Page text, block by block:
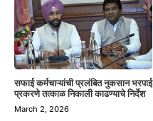
सफाई कर्मचाऱ्यांची प्रलंबित नुकसान भरपाई
प्रकरणे तत्काळ निकाली काढण्याचे निर्देश
March 2, 2026